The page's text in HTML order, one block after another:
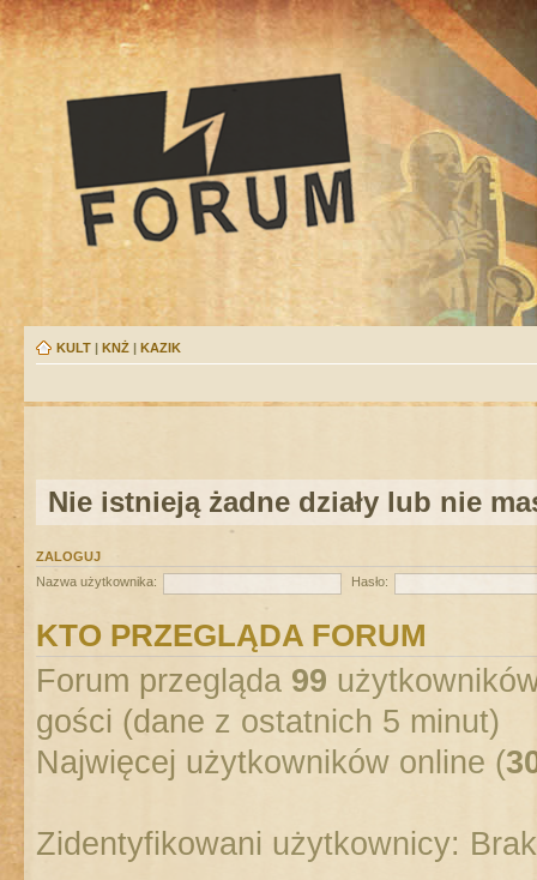
KULT | KNŻ | KAZIK
Nie istnieją żadne działy lub nie
ZALOGUJ
Nazwa użytkownika:
Hasło:
KTO PRZEGLĄDA FORUM
Forum przegląda 99
gości (dane z ostatnich 5 minut)
Najwięcej użytkowników online (
Zidentyfikowani użytkownicy: